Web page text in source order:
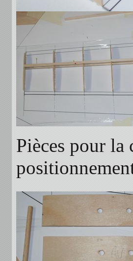
Pièces pour la